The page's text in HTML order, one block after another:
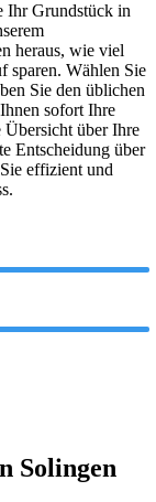
Ihr Grundstück in
heraus, wie viel
sparen. Wählen Sie
Sie den üblichen
sofort Ihre
Übersicht über Ihre
Entscheidung über
effizient und
Solingen